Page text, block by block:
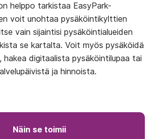
helppo tarkistaa EasyPark-
voit unohtaa pysäköintikylttien
vain sijaintisi pysäköintialueiden
se kartalta. Voit myös pysäköidä
hakea digitaalista pysäköintilupaa tai
ja hinnoista.
Näin se toimii